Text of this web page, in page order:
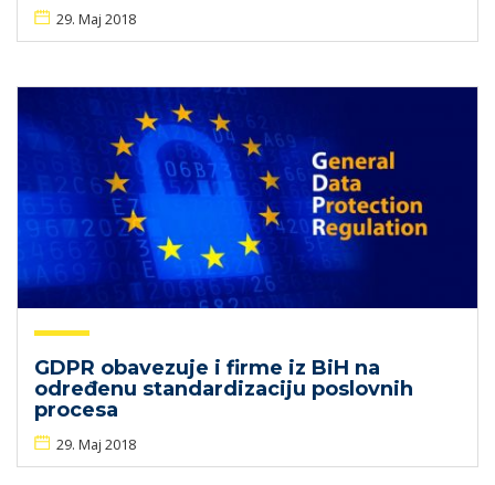
29. Maj 2018
GDPR obavezuje i firme iz BiH na
određenu standardizaciju poslovnih
procesa
29. Maj 2018